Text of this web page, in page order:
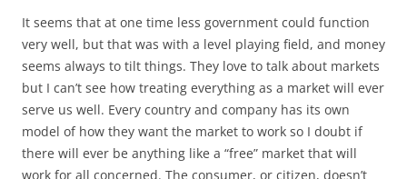
It seems that at one time less government could function
very well, but that was with a level playing field, and money
seems always to tilt things. They love to talk about markets
but I can’t see how treating everything as a market will ever
serve us well. Every country and company has its own
model of how they want the market to work so I doubt if
there will ever be anything like a “free” market that will
work for all concerned. The consumer, or citizen, doesn’t